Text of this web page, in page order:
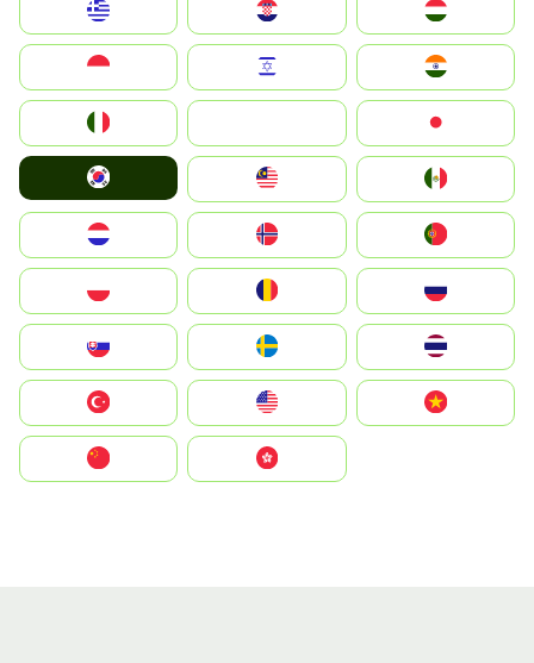
Magyarország
South Korea
United States
中國香港特別行政區